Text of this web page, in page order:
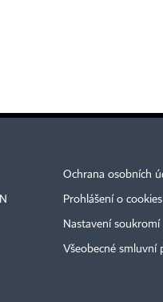
Ochrana osobních
Prohlášení o cookies
Nastavení soukromí
Všeobecné smluvní